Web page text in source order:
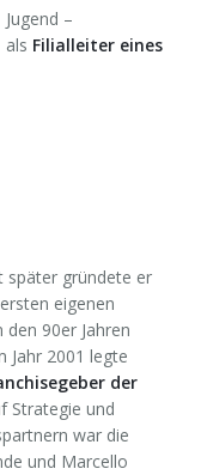
Jugend –
als Filialleiter eines
später gründete er
eigenen
90er Jahren
Jahr 2001 legte
der
Strategie und
war die
und Marcello